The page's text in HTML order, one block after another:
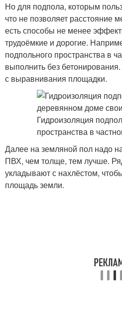
Но для подпола, которым
что не позволяет расстояние
есть способы не менее
трудоёмкие и дорогие.
подпольного пространства в
выполнить без
с выравнивания площадки.
Далее на земляной пол надо
ПВХ, чем толще, тем лучше.
укладывают с нахлёстом,
площадь земли.